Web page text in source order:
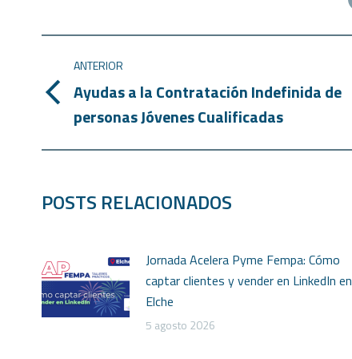
ANTERIOR
Ayudas a la Contratación Indefinida de
personas Jóvenes Cualificadas
POSTS RELACIONADOS
Jornada Acelera Pyme Fempa: Cómo
captar clientes y vender en LinkedIn en
Elche
5 agosto 2026